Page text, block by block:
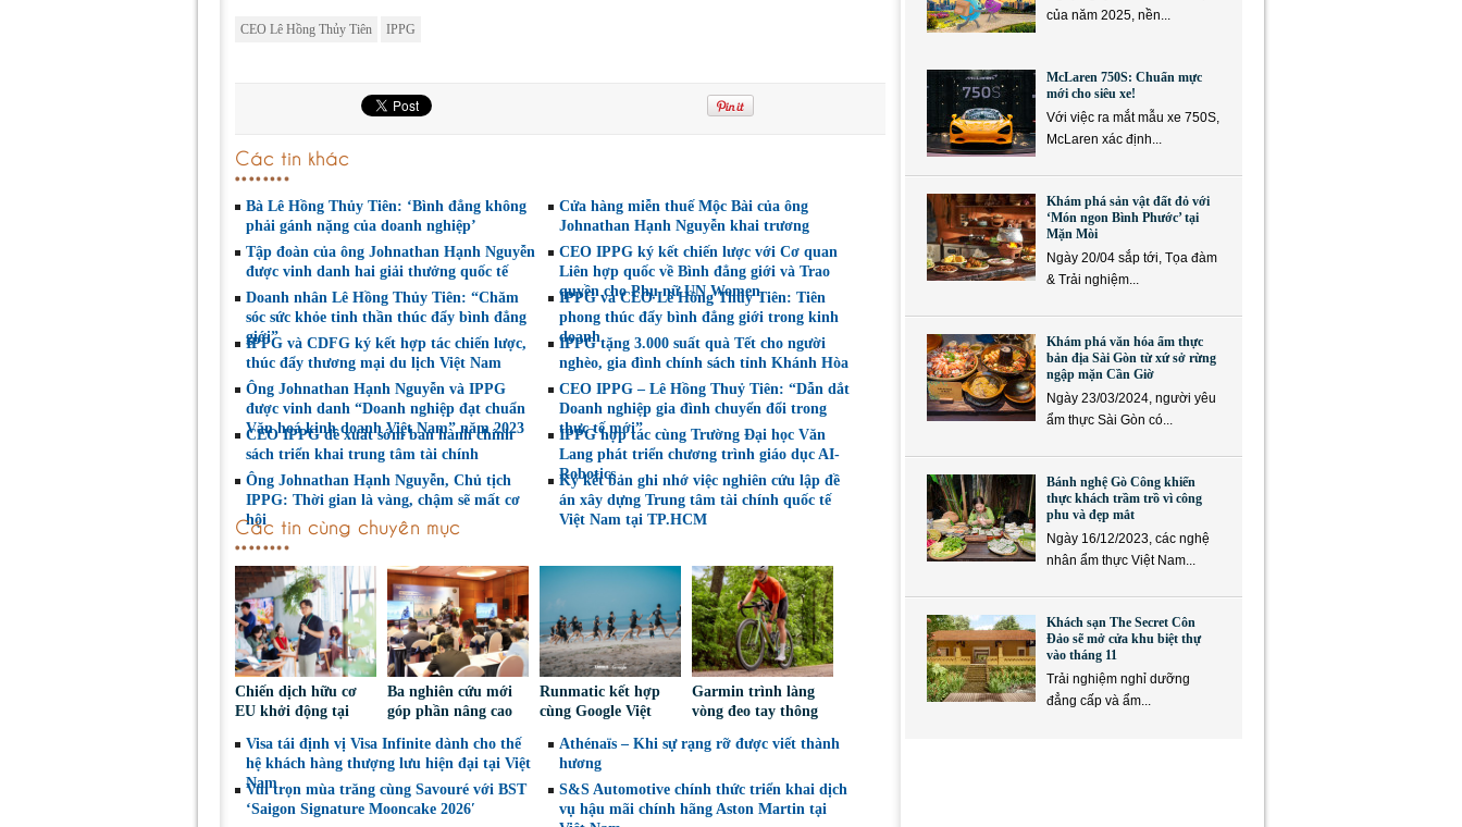
CEO Lê Hồng Thủy Tiên IPPG
Các tin khác
Bà Lê Hồng Thủy Tiên: ‘Bình đẳng không
phải gánh nặng của doanh nghiệp’
Cửa hàng miễn thuế Mộc Bài của ông
Johnathan Hạnh Nguyễn khai trương
Tập đoàn của ông Johnathan Hạnh Nguyễn
được vinh danh hai giải thưởng quốc tế
CEO IPPG ký kết chiến lược với Cơ quan
Liên hợp quốc về Bình đẳng giới và Trao
quyền cho Phụ nữ UN Women
Doanh nhân Lê Hồng Thủy Tiên: “Chăm
sóc sức khỏe tinh thần thúc đẩy bình đẳng
giới”
IPPG và CEO Lê Hồng Thủy Tiên: Tiên
phong thúc đẩy bình đẳng giới trong kinh
doanh
IPPG và CDFG ký kết hợp tác chiến lược,
thúc đẩy thương mại du lịch Việt Nam
IPPG tặng 3.000 suất quà Tết cho người
nghèo, gia đình chính sách tỉnh Khánh Hòa
Ông Johnathan Hạnh Nguyễn và IPPG
được vinh danh “Doanh nghiệp đạt chuẩn
Văn hoá kinh doanh Việt Nam” năm 2023
CEO IPPG – Lê Hồng Thuỷ Tiên: “Dẫn dắt
Doanh nghiệp gia đình chuyển đổi trong
thực tế mới”
CEO IPPG đề xuất sớm ban hành chính
sách triển khai trung tâm tài chính
IPPG hợp tác cùng Trường Đại học Văn
Lang phát triển chương trình giáo dục AI-
Robotics
Ông Johnathan Hạnh Nguyễn, Chủ tịch
IPPG: Thời gian là vàng, chậm sẽ mất cơ
hội
Ký kết bản ghi nhớ việc nghiên cứu lập đề
án xây dựng Trung tâm tài chính quốc tế
Việt Nam tại TP.HCM
Các tin cùng chuyên mục
Chiến dịch hữu cơ
EU khởi động tại
người tiêu dùng lựa
chọn sáng suốt
Ba nghiên cứu mới
góp phần nâng cao
thoại chính sách về
an toàn xe mô tô
Runmatic kết hợp
cùng Google Việt
AI vào huấn luyện
Hybrid Training
thực tế
Garmin trình làng
vòng đeo tay thông
tầm sức khỏe, trọn
trì
Visa tái định vị Visa Infinite dành cho thế
hệ khách hàng thượng lưu hiện đại tại Việt
Nam
Athénaïs – Khi sự rạng rỡ được viết thành
hương
Vui trọn mùa trăng cùng Savouré với BST
‘Saigon Signature Mooncake 2026′
S&S Automotive chính thức triển khai dịch
vụ hậu mãi chính hãng Aston Martin tại
của năm 2025, nền...
McLaren 750S: Chuẩn mực
mới cho siêu xe!
Với việc ra mắt mẫu xe 750S,
McLaren xác định...
Khám phá sản vật đất đỏ với
‘Món ngon Bình Phước’ tại
Mặn Mòi
Ngày 20/04 sắp tới, Tọa đàm
& Trải nghiệm...
Khám phá văn hóa ẩm thực
bản địa Sài Gòn từ xứ sở rừng
ngập mặn Cần Giờ
Ngày 23/03/2024, người yêu
ẩm thực Sài Gòn có...
Bánh nghệ Gò Công khiến
thực khách trầm trồ vì công
phu và đẹp mắt
Ngày 16/12/2023, các nghệ
nhân ẩm thực Việt Nam...
Khách sạn The Secret Côn
Đảo sẽ mở cửa khu biệt thự
vào tháng 11
Trải nghiệm nghỉ dưỡng
đẳng cấp và ẩm...